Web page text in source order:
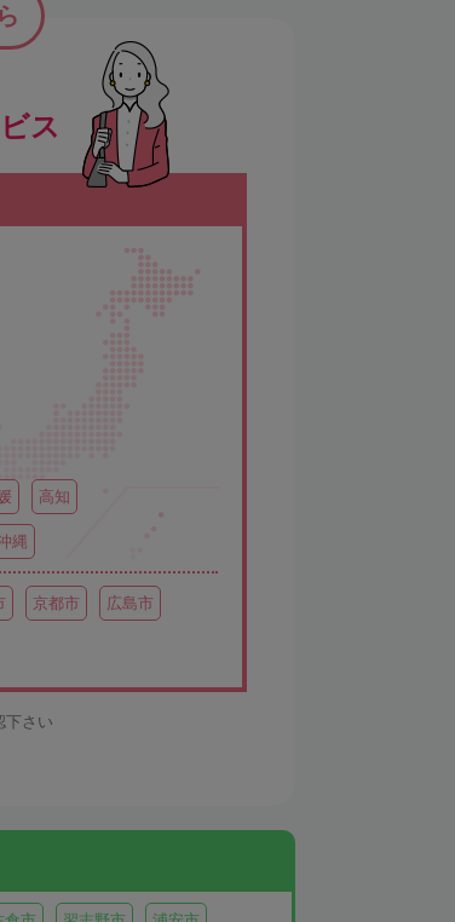
ス
高知
縄
京都市 広島市
下さい